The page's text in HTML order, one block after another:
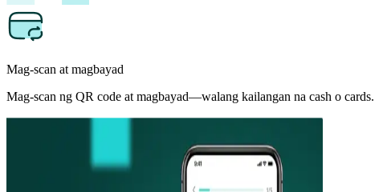
Mag-scan at magbayad
Mag-scan ng QR code at magbayad—walang kailangan na cash o cards.